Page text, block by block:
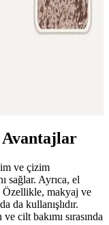
Fırçası Koyu
koyu kahve tonuyla
sağlar. Yumuşak
Avantajlar
ve çizim
sağlar. Ayrıca, el
Özellikle, makyaj ve
da kullanışlıdır.
cilt bakımı sırasında